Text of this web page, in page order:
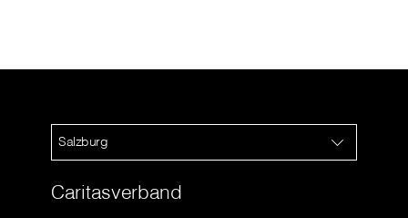
Salzburg
Caritasverband